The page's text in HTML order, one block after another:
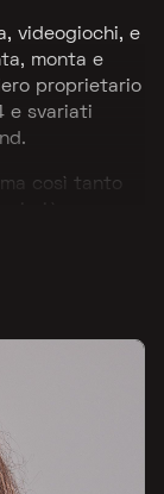
videogiochi, e
monta e
proprietario
e svariati
così tanto
quello che